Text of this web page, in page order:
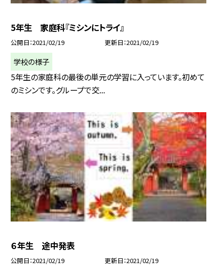
5年生 家庭科『ミシンにトライ』
公開日 2021/02/19 更新日 2021/02/19
学校の様子
5年生の家庭科の最後の単元の学習に入っています。初めて
のミシンです。グループで交...
６年生 途中発表
公開日 2021/02/19 更新日 2021/02/19